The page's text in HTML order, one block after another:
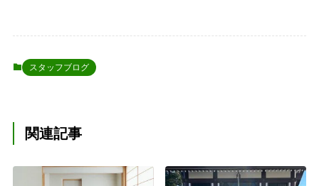
スタッフブログ
関連記事